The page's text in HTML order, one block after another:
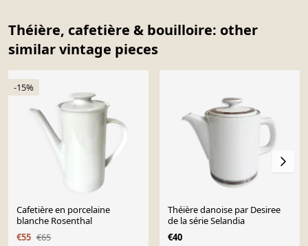
Théière, cafetière & bouilloire: other
similar vintage pieces
-15%
Cafetière en porcelaine
blanche Rosenthal
€55 €65
Théière danoise par Desiree
de la série Selandia
€40